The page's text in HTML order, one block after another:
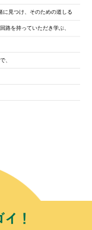
に見つけ、そのための道しる
路を持っていただき学ぶ、
、